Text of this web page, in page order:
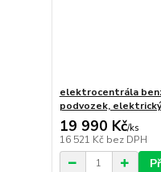
elektrocentrála
podvozek,
19 990 Kč/ks
16 521 Kč bez DPH